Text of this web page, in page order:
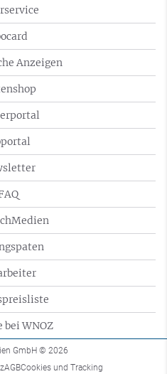
Anzeigen
bei WNOZ
GmbH © 2026
AGBCookies und Tracking